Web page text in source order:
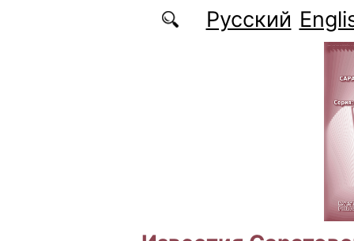
Перейти к основному содержаниюРусский